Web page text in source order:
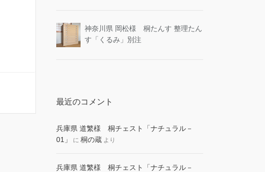
神奈川県 岡松様 桐たんす 整理たん
す「くるみ」別注
最近のコメント
兵庫県 道繁様 桐チェスト「ナチュラル－
01」
に 桐の蔵 より
兵庫県 道繁様 桐チェスト「ナチュラル－